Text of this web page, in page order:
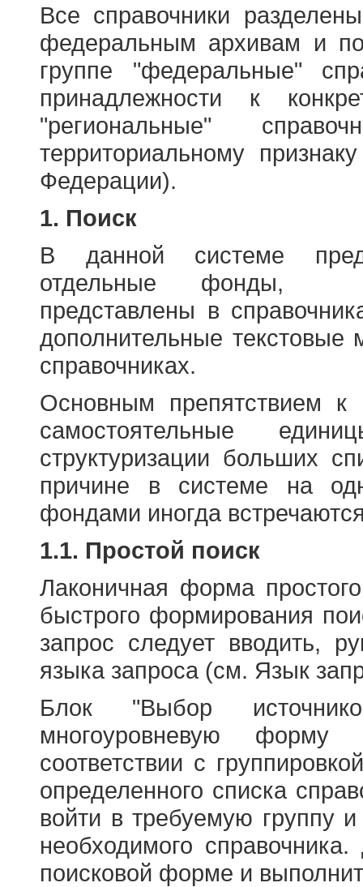
Все справочники
федеральным архивам и
группе "федеральные"
принадлежности к
"региональные"
территориальному
Федерации).
1. Поиск
В данной системе
отдельные фонды,
представлены в
дополнительные
справочниках.
Основным препятствием
самостоятельные
структуризации больших
причине в системе на
фондами иногда
1.1. Простой поиск
Лаконичная форма
быстрого формирования
запрос следует вводить,
языка запроса (см. Язык
Блок "Выбор
многоуровневую форму
соответствии с
определенного списка
войти в требуемую группу и
необходимого
поисковой форме и